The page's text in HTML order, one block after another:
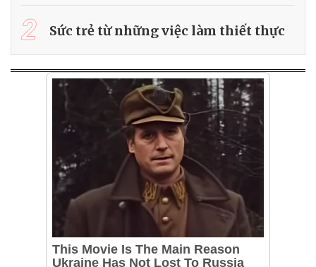
2 Sức trẻ từ những việc làm thiết thực